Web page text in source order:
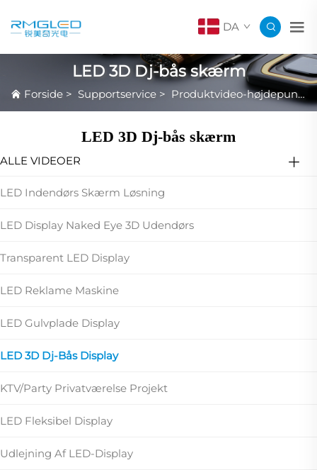
DA
LED 3D Dj-bås skærm
Forside > Supportservice > Produktvideo-højdepunkter
LED 3D Dj-bås skærm
ALLE VIDEOER
LED Indendørs Skærm Løsning
LED Display Naked Eye 3D Udendørs
Transparent LED Display
LED Reklame Maskine
LED Gulvplade Display
LED 3D Dj-Bås Display
KTV/Party Privatværelse Projekt
LED Fleksibel Display
Udlejning Af LED-Display